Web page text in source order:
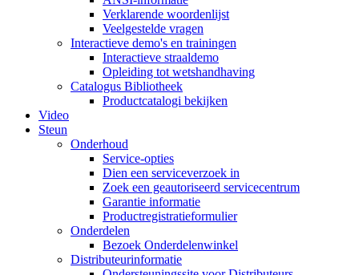
Verklarende woordenlijst
Veelgestelde vragen
Interactieve demo's en trainingen
Interactieve straaldemo
Opleiding tot wetshandhaving
Catalogus Bibliotheek
Productcatalogi bekijken
Video
Steun
Onderhoud
Service-opties
Dien een serviceverzoek in
Zoek een geautoriseerd servicecentrum
Garantie informatie
Productregistratieformulier
Onderdelen
Bezoek Onderdelenwinkel
Distributeurinformatie